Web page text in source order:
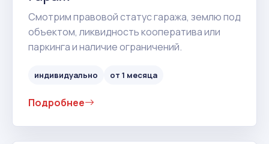
Смотрим правовой статус гаража, землю под
объектом, ликвидность кооператива или
паркинга и наличие ограничений.
индивидуально от 1 месяца
Подробнее